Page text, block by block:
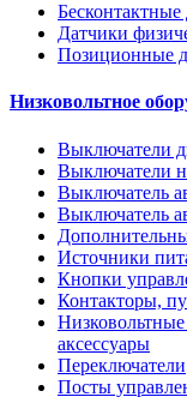
Бесконтактные
Датчики
Позиционные
Низковольтное
Выключатели
Выключатели
Выключатель
Выключатель
Источники
Кнопки
Контакторы,
Низковольтные
аксессуары
Переключатели
Посты